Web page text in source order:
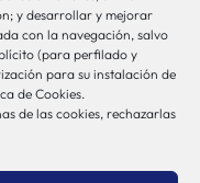
y desarrollar y mejorar
con la navegación, salvo
(para perfilado y
para su instalación de
de Cookies.
de las cookies, rechazarlas